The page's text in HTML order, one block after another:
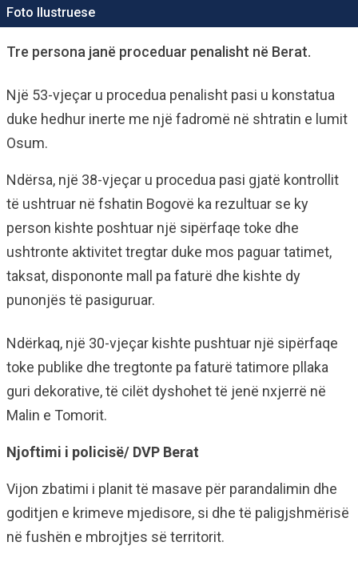
Foto Ilustruese
Tre persona janë proceduar penalisht në Berat.
Një 53-vjeçar u procedua penalisht pasi u konstatua
duke hedhur inerte me një fadromë në shtratin e lumit
Osum.
Ndërsa, një 38-vjeçar u procedua pasi gjatë kontrollit
të ushtruar në fshatin Bogovë ka rezultuar se ky
person kishte poshtuar një sipërfaqe toke dhe
ushtronte aktivitet tregtar duke mos paguar tatimet,
taksat, dispononte mall pa faturë dhe kishte dy
punonjës të pasiguruar.
Ndërkaq, një 30-vjeçar kishte pushtuar një sipërfaqe
toke publike dhe tregtonte pa faturë tatimore pllaka
guri dekorative, të cilët dyshohet të jenë nxjerrë në
Malin e Tomorit.
Njoftimi i policisë/ DVP Berat
Vijon zbatimi i planit të masave për parandalimin dhe
goditjen e krimeve mjedisore, si dhe të paligjshmërisë
në fushën e mbrojtjes së territorit.